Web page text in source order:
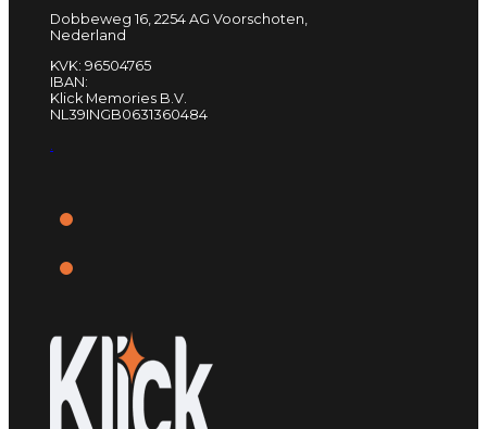
Dobbeweg 16, 2254 AG Voorschoten,
KVK: 96504765
IBAN:
Klick Memories B.V.